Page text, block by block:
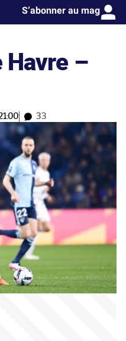
S’abonner au mag
Havre –
33